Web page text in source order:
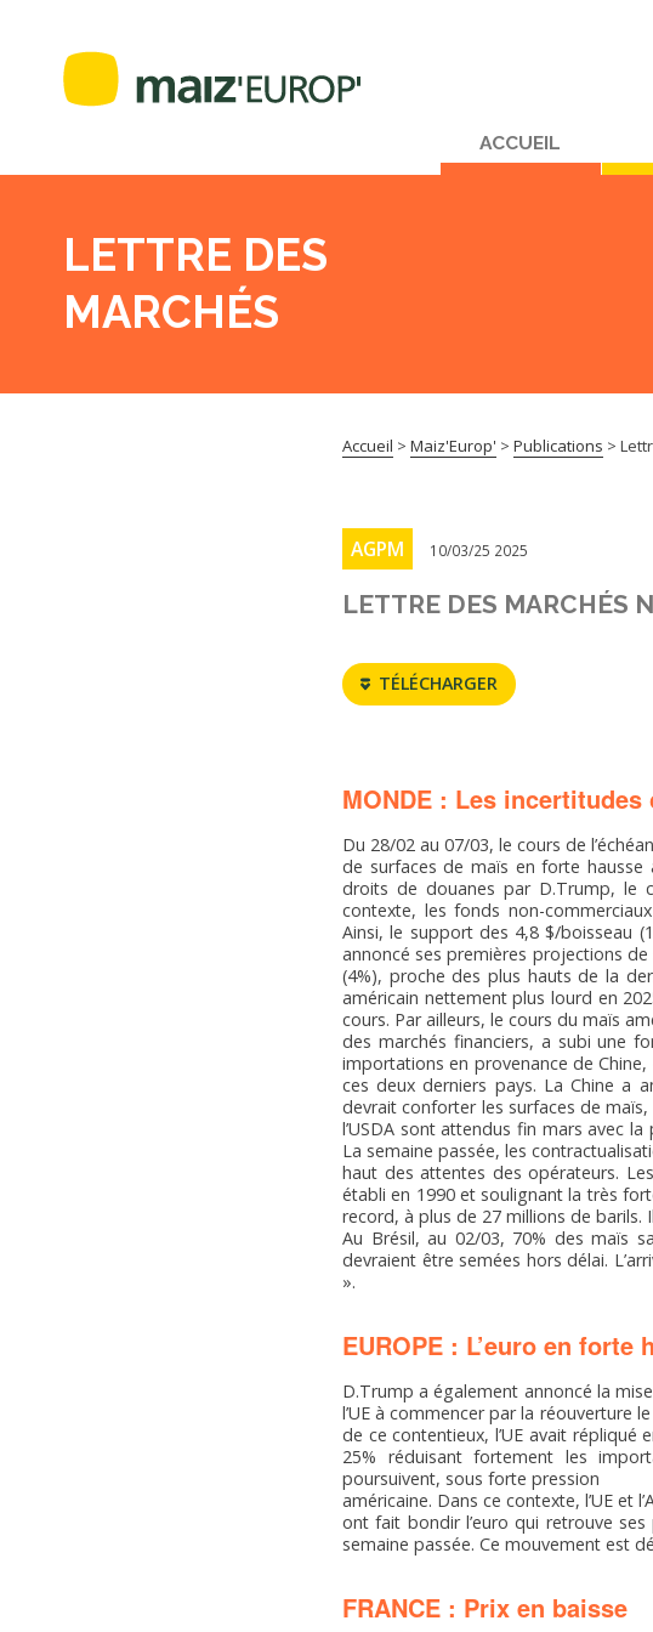
ACCUEIL
LETTRE DES
MARCHÉS
Accueil > Maiz'Europ' > Publications >
AGPM 10/03/25 2025
LETTRE DES MARCHÉS
TÉLÉCHARGER
MONDE : Les
Du 28/02 au 07/03, le cours de
de surfaces de maïs en forte hausse
droits de douanes par D.Trump, le
contexte, les fonds non-
Ainsi, le support des 4,8 $/boisseau
annoncé ses premières projections
(4%), proche des plus hauts de la
américain nettement plus lourd en
cours. Par ailleurs, le cours du maïs
des marchés financiers, a subi une
importations en provenance de
ces deux derniers pays. La Chine a
devrait conforter les surfaces de
l’USDA sont attendus fin mars avec
La semaine passée, les
haut des attentes des opérateurs.
établi en 1990 et soulignant la très
record, à plus de 27 millions de barils.
Au Brésil, au 02/03, 70% des maïs
devraient être semées hors délai.
».
EUROPE : L’euro en forte
D.Trump a également annoncé la
l’UE à commencer par la réouverture
de ce contentieux, l’UE avait
25% réduisant fortement les
poursuivent, sous forte pression
américaine. Dans ce contexte, l’UE et
ont fait bondir l’euro qui retrouve
semaine passée. Ce mouvement est
FRANCE : Prix en baisse